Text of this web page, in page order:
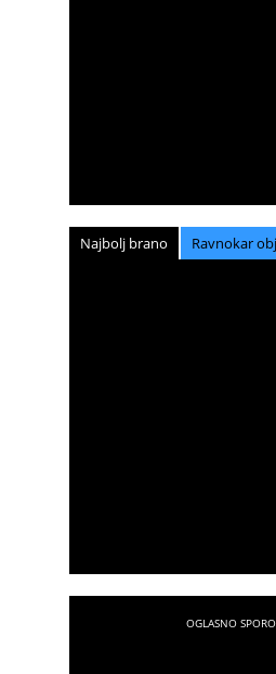
Najbolj brano Ravnokar